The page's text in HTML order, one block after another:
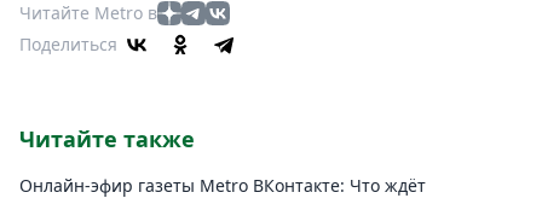
Читайте Metro в
Поделиться
Читайте также
Онлайн-эфир газеты Metro ВКонтакте: Что ждёт